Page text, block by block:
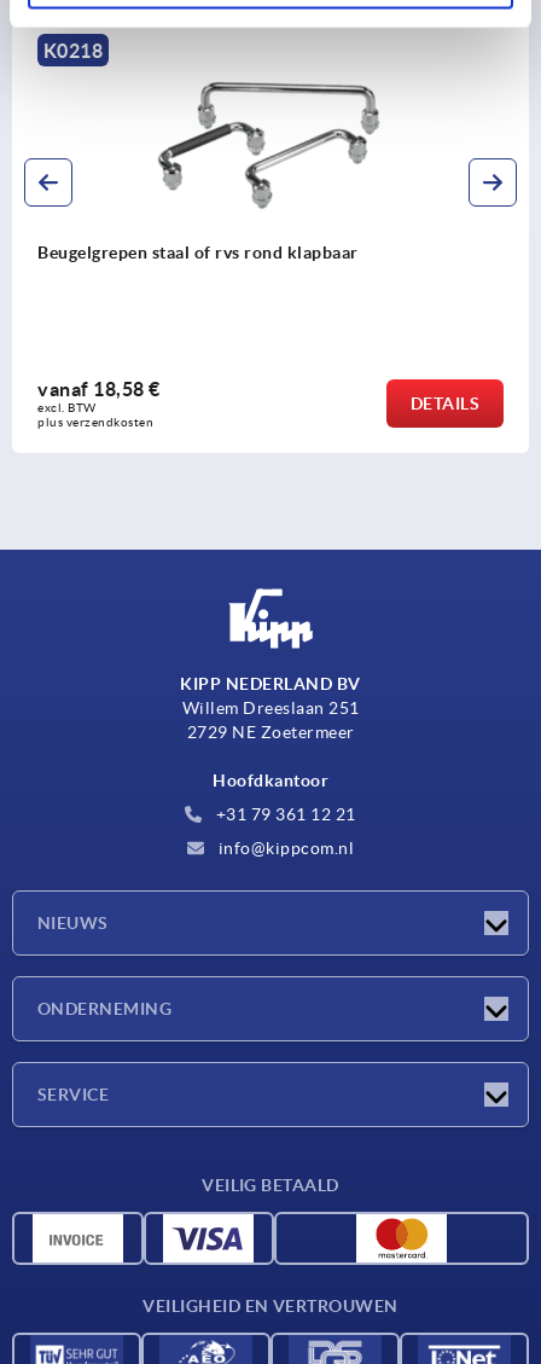
K0218
Beugelgrepen staal of rvs rond klapbaar
vanaf 18,58 €
excl. BTW
plus verzendkosten
DETAILS
KIPP NEDERLAND BV
Willem Dreeslaan 251
2729 NE Zoetermeer
Hoofdkantoor
+31 79 361 12 21
info@kippcom.nl
NIEUWS
ONDERNEMING
SERVICE
CAD-gegevens
VEILIG BETAALD
VEILIGHEID EN VERTROUWEN